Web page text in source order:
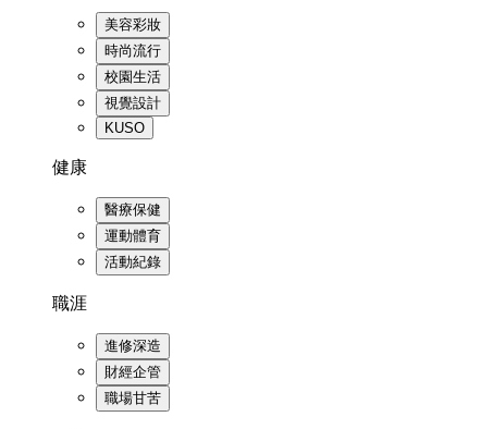
美容彩妝
時尚流行
校園生活
視覺設計
KUSO
健康
醫療保健
運動體育
活動紀錄
職涯
進修深造
財經企管
職場甘苦